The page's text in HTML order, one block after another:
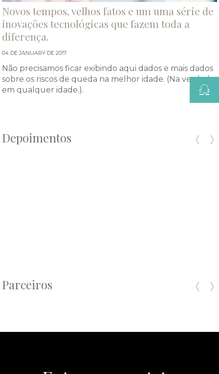
Novos tempos, velhos fatos e um uma série de
inovações tecnológicas que fazem toda a
diferença.
04 DE JANUARY DE 2017
Não precisamos ficar exibindo aqui dados e mais dados
sobre os riscos de queda na melhor idade. (Na verdade,
em qualquer idade.).
Depoimentos
Parceiros